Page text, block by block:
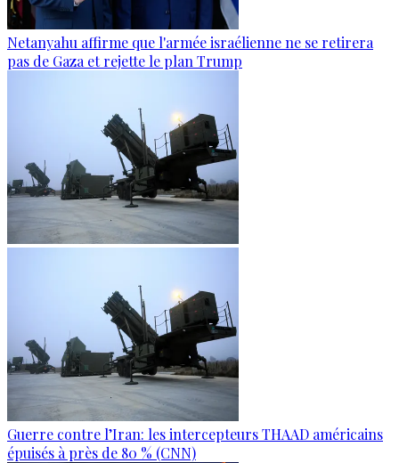
Netanyahu affirme que l'armée israélienne ne se retirera
pas de Gaza et rejette le plan Trump
Guerre contre l’Iran: les intercepteurs THAAD américains
épuisés à près de 80 % (CNN)